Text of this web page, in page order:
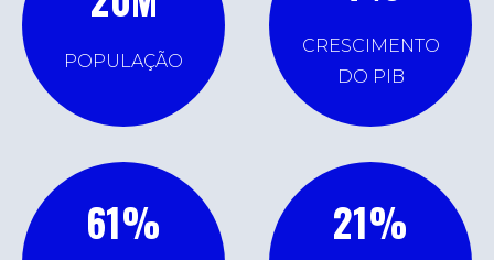
POPULAÇÃO
CRESCIMENTO
DO PIB
61% 21%